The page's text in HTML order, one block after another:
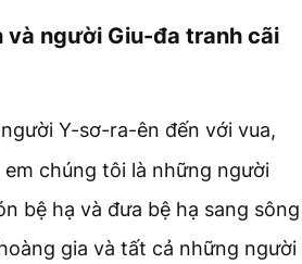
người Giu-đa tranh cãi
Y-sơ-ra-ên đến với vua,
em chúng tôi là những người
bệ hạ và đưa bệ hạ sang sông
gia và tất cả những người